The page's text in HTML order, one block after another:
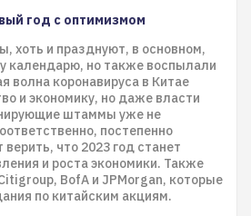
год с оптимизмом
хоть и празднуют, в основном,
календарю, но также воспылали
волна коронавируса в Китае
и экономику, но даже власти
штаммы уже не
постепенно
что 2023 год станет
и роста экономики. Также
BofA и JPMorgan, которые
по китайским акциям.